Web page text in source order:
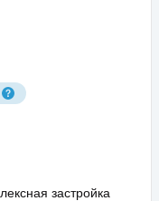
застройка